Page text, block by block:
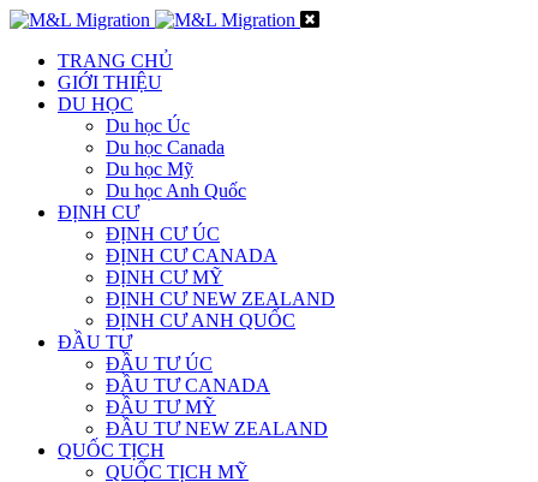
TRANG CHỦ
GIỚI THIỆU
DU HỌC
Du học Úc
Du học Canada
Du học Mỹ
Du học Anh Quốc
ĐỊNH CƯ
ĐỊNH CƯ ÚC
ĐỊNH CƯ CANADA
ĐỊNH CƯ MỸ
ĐỊNH CƯ NEW ZEALAND
ĐỊNH CƯ ANH QUỐC
ĐẦU TƯ
ĐẦU TƯ ÚC
ĐẦU TƯ CANADA
ĐẦU TƯ MỸ
ĐẦU TƯ NEW ZEALAND
QUỐC TỊCH
QUỐC TỊCH MỸ